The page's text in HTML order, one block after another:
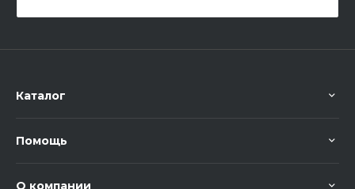
Каталог
Помощь
О компании